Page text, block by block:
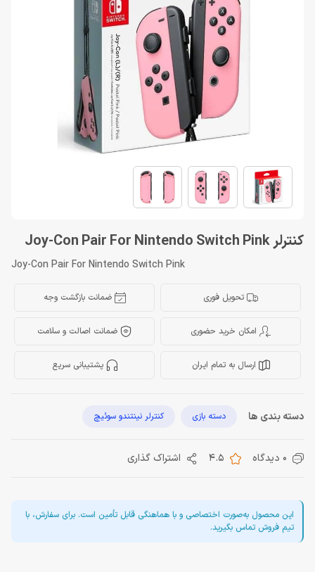
کنترلر Joy-Con Pair For Nintendo Switch Pink
Joy-Con Pair For Nintendo Switch Pink
تحویل فوری ضمانت بازگشت وجه
امکان خرید حضوری ضمانت اصالت و سلامت
ارسال به تمام ایران پشتیبانی سریع
دسته بندی ها دسته بازی کنترلر نینتندو سوئیچ
0 دیدگاه 4.5 اشتراک گذاری
این محصول به‌صورت اختصاصی و با هماهنگی قابل تأمین است. برای سفارش، با
تیم فروش تماس بگیرید.